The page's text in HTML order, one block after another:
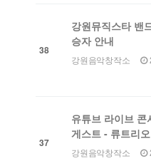
38
강원뮤직스타 밴
승자 안내
강원음악창작소
37
유튜브 라이브
게스트 - 류트리오
강원음악창작소